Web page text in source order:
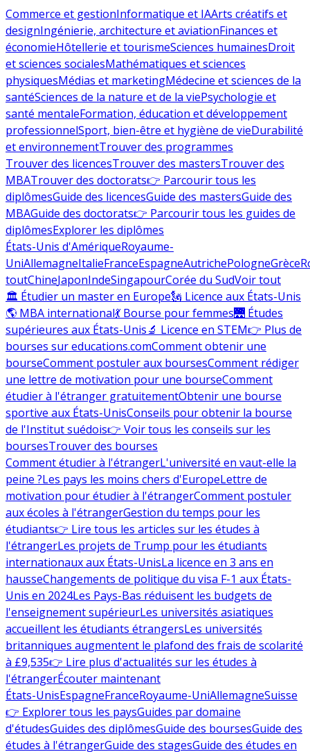
Commerce et gestionInformatique et IAArts créatifs et
designIngénierie, architecture et aviationFinances et
économieHôtellerie et tourismeSciences humainesDroit
et sciences socialesMathématiques et sciences
physiquesMédias et marketingMédecine et sciences de la
santéSciences de la nature et de la viePsychologie et
santé mentaleFormation, éducation et développement
professionnelSport, bien-être et hygiène de vieDurabilité
et environnementTrouver des programmes
Trouver des licencesTrouver des mastersTrouver des
MBATrouver des doctorats👉 Parcourir tous les
diplômesGuide des licencesGuide des mastersGuide des
MBAGuide des doctorats👉 Parcourir tous les guides de
diplômesExplorer les diplômes
États-Unis d'AmériqueRoyaume-
UniAllemagneItalieFranceEspagneAutrichePologneGrèce
toutChineJaponIndeSingapourCorée du SudVoir tout
🏛 Étudier un master en Europe🗽 Licence aux États-Unis
🌎 MBA international💃 Bourse pour femmes🌉 Études
supérieures aux États-Unis🔬 Licence en STEM👉 Plus de
bourses sur educations.comComment obtenir une
bourseComment postuler aux boursesComment rédiger
une lettre de motivation pour une bourseComment
étudier à l'étranger gratuitementObtenir une bourse
sportive aux États-UnisConseils pour obtenir la bourse
de l'Institut suédois👉 Voir tous les conseils sur les
boursesTrouver des bourses
Comment étudier à l'étrangerL'université en vaut-elle la
peine ?Les pays les moins chers d'EuropeLettre de
motivation pour étudier à l'étrangerComment postuler
aux écoles à l'étrangerGestion du temps pour les
étudiants👉 Lire tous les articles sur les études à
l'étrangerLes projets de Trump pour les étudiants
internationaux aux États-UnisLa licence en 3 ans en
hausseChangements de politique du visa F-1 aux États-
Unis en 2024Les Pays-Bas réduisent les budgets de
l'enseignement supérieurLes universités asiatiques
accueillent les étudiants étrangersLes universités
britanniques augmentent le plafond des frais de scolarité
à £9,535👉 Lire plus d'actualités sur les études à
l'étrangerÉcouter maintenant
États-UnisEspagneFranceRoyaume-UniAllemagneSuisse
👉 Explorer tous les paysGuides par domaine
d'étudesGuides des diplômesGuide des boursesGuide des
études à l'étrangerGuide des stagesGuide des études en